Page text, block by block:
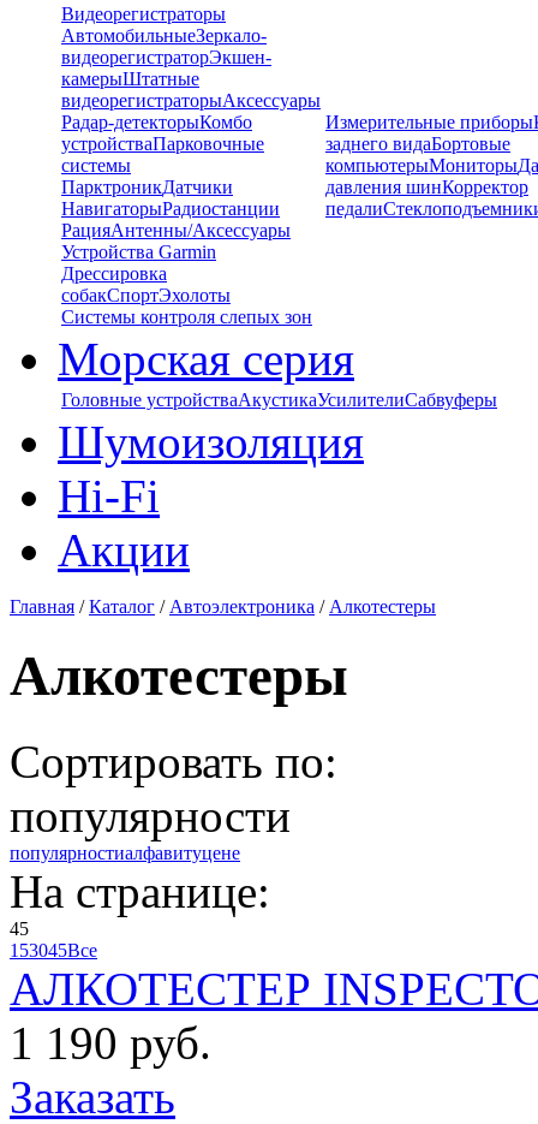
Видеорегистраторы
АвтомобильныеЗеркало-
видеорегистраторЭкшен-
камерыШтатные
видеорегистраторыАксессуары
Радар-детекторыКомбо
устройстваПарковочные
системы
ПарктроникДатчики
НавигаторыРадиостанции
РацияАнтенны/Аксессуары
Устройства Garmin
Дрессировка
собакСпортЭхолоты
Системы контроля слепых зон
Измерительные приборы
заднего видаБортовые
компьютерыМониторы
давления шинКорректор
педали
Морская серия
Головные устройстваАкустикаУсилителиСабвуферы
Шумоизоляция
Hi-Fi
Акции
Главная /Каталог / Автоэлектроника / Алкотестеры
Алкотестеры
Сортировать по:
популярности
популярностиалфавитуцене
На странице:
45
153045Все
АЛКОТЕСТЕР
1 190 руб.
Заказать